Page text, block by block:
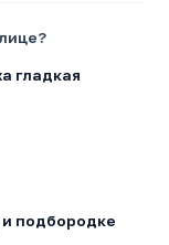
гладкая
подбородке